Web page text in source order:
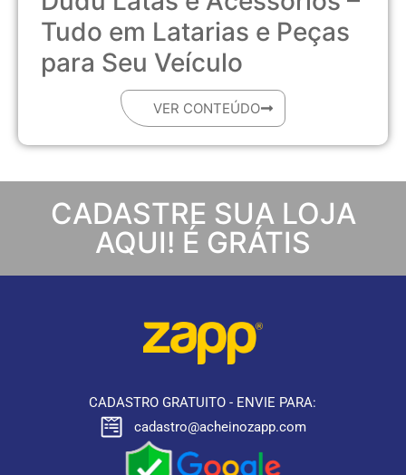
Tudo em Latarias e Peças
para Seu Veículo
VER CONTEÚDO
CADASTRE SUA LOJA
AQUI! É GRÁTIS
CADASTRO GRATUITO - ENVIE PARA:
cadastro@acheinozapp.com